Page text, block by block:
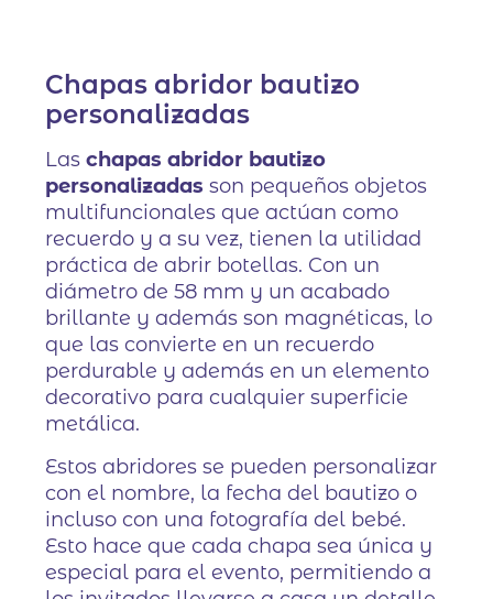
Chapas abridor bautizo
personalizadas
Laschapas abridor bautizo
personalizadas son pequeños objetos
multifuncionales que actúan como
recuerdo y a su vez, tienen la utilidad
práctica de abrir botellas. Con un
diámetro de 58 mm y un acabado
brillante y además son magnéticas, lo
que las convierte en un recuerdo
perdurable y además en un elemento
decorativo para cualquier superficie
metálica.
Estos abridores se pueden personalizar
con el nombre, la fecha del bautizo o
incluso con una fotografía del bebé.
Esto hace que cada chapa sea única y
especial para el evento, permitiendo a